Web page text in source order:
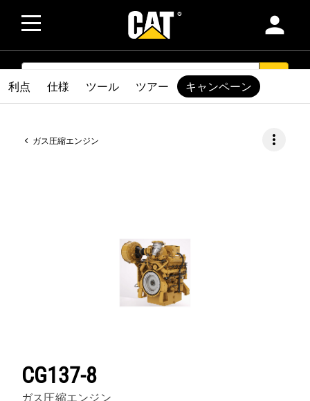
person
SEARCH
ガス圧縮エンジン more_vert
CG137-8
ガス圧縮エンジン
利点 仕様 ツール ツアー キャンペーン